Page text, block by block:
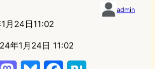
admin
月24日11:02
年1月24日 11:02